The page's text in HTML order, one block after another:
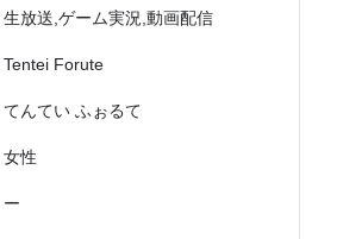
生放送,ゲーム実況,動画配信
Tentei Forute
てんてい ふぉるて
女性
ー